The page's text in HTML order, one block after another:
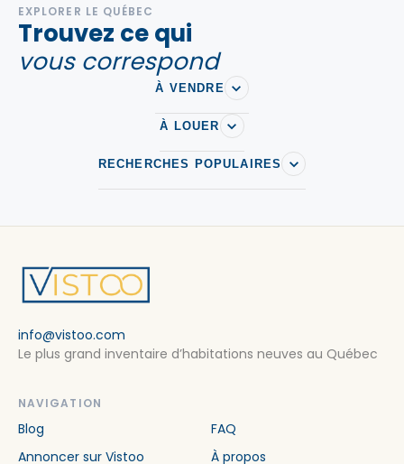
EXPLORER LE QUÉBEC
Trouvez ce qui
vous correspond
À VENDRE
À LOUER
RECHERCHES POPULAIRES
info@vistoo.com
Le plus grand inventaire d’habitations neuves au Québec
NAVIGATION
Blog
FAQ
Annoncer sur Vistoo
À propos